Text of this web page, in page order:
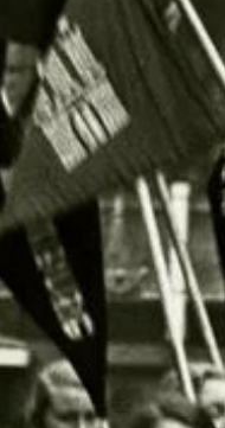
LERNEN
PROJEKT